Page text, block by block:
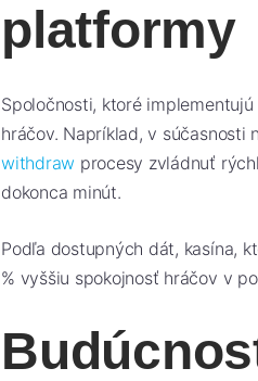
platformy
Spoločnosti, ktoré
hráčov. Napríklad, v súčasnosti
withdraw procesy zvládnuť
dokonca minút.
Podľa dostupných dát, kasína,
% vyššiu spokojnosť hráčov v